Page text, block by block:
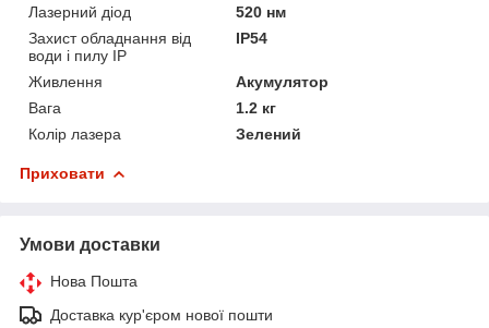
Лазерний діод
520 нм
Захист обладнання від
води і пилу IP
IP54
Живлення
Акумулятор
Вага
1.2 кг
Колір лазера
Зелений
Приховати
Умови доставки
Нова Пошта
Доставка кур'єром нової пошти